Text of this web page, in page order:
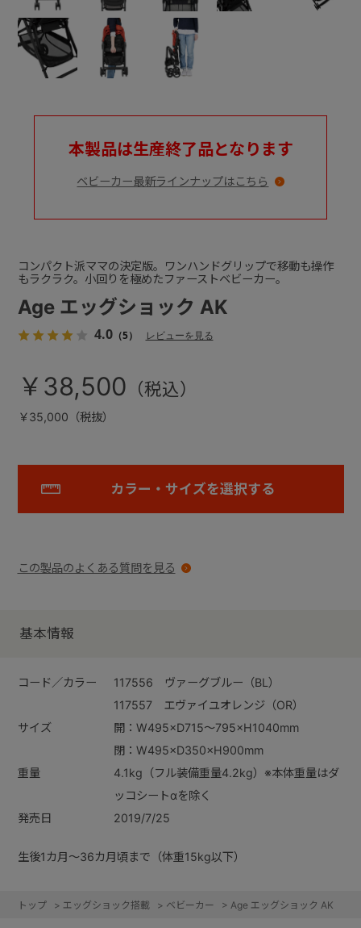
Age エッグショック AK
4.0（5） レビューを見る
コンパクト派ママの決定版。ワンハンドグリップで移動も操作
もラクラク。小回りを極めたファーストベビーカー。
￥38,500
￥35,000（税抜）
カラー・サイズを選択する
この製品のよくある質問を見る
基本情報
コード／カラー
117556 ヴァーグブルー（BL）
117557 エヴァイユオレンジ（OR）
サイズ
開：W495×D715～795×H1040mm
閉：W495×D350×H900mm
重量
4.1kg（フル装備重量4.2kg）※本体重量はダ
ッコシートαを除く
発売日
2019/7/25
本製品は生産終了品となります
ベビーカー最新ラインナップはこちら
生後1カ月～36カ月頃まで（体重15kg以下）
トップ > エッグショック搭載 > ベビーカー > Age エッグショック AK